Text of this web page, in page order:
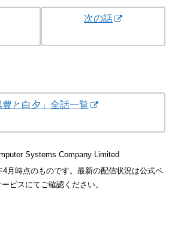
次の話
豊と白夕」全話一覧
Systems Company Limited
月時点のものです。最新の配信状況は公式ペ
ビスにてご確認ください。